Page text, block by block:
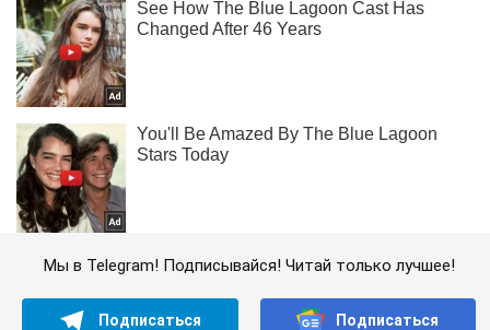
Мы в Telegram! Подписывайся! Читай только лучшее!
Подписаться Подписаться